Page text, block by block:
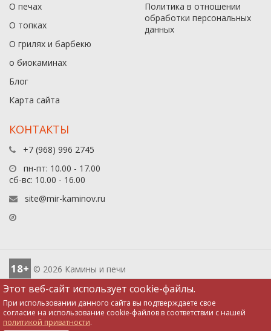
О печах
О топках
О грилях и барбекю
о биокаминах
Блог
Карта сайта
Политика в отношении
обработки персональных
данныx
КОНТАКТЫ
+7 (968) 996 2745
пн-пт: 10.00 - 17.00
сб-вс: 10.00 - 16.00
site@mir-kaminov.ru
Этот веб-сайт использует cookie-файлы.
При использовании данного сайта вы подтверждаете свое
согласие на использование cookie-файлов в соответствии с нашей
политикой приватности.
18+ © 2026 Камины и печи